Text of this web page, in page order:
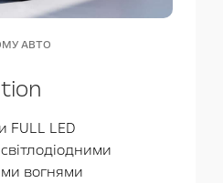
АВТО
FULL LED
вогнями